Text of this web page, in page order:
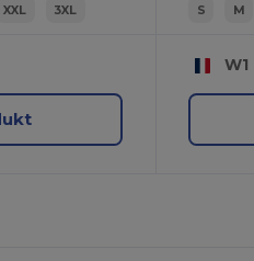
XXL 3XL S M
W1